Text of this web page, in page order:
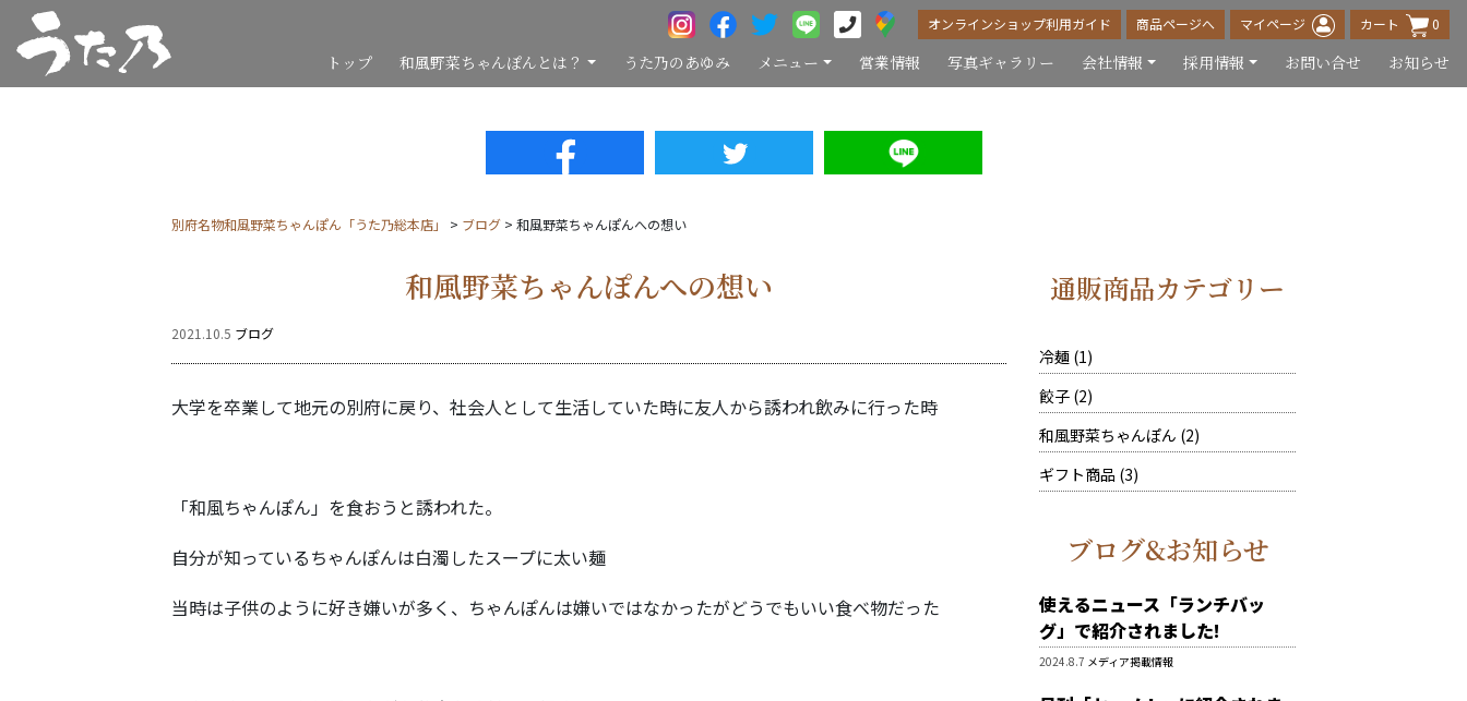
オンラインショップ利用ガイド 商品ページへ マイページ カート 0
トップ 和風野菜ちゃんぽんとは？ うた乃のあゆみ メニュー 営業情報 写真ギャラリー 会社情報 採用情報 お問い合せ お知らせ
別府名物和風野菜ちゃんぽん「うた乃総本店」 > ブログ > 和風野菜ちゃんぽんへの想い
和風野菜ちゃんぽんへの想い
2021.10.5 ブログ
大学を卒業して地元の別府に戻り、社会人として生活していた時に友人から誘われ飲みに行った時
「和風ちゃんぽん」を食おうと誘われた。
自分が知っているちゃんぽんは白濁したスープに太い麺
当時は子供のように好き嫌いが多く、ちゃんぽんは嫌いではなかったがどうでもいい食べ物だった
通販商品カテゴリー
冷麺 11
個
の
商
品
餃子 22
個
の
商
品
和風野菜ちゃんぽん 22
個
ギフト商品 33
個
商
品
ブログ&お知らせ
使えるニュース「ランチバッ
グ」で紹介されました!
2024.8.7 メディア掲載情報